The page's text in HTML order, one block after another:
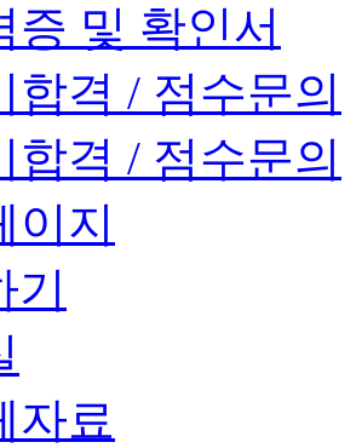
증 및 확인서
합격 / 점수문의
합격 / 점수문의
이지
기
자료